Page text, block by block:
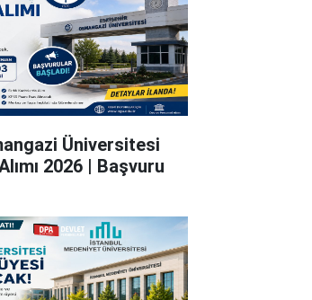
Üniversitesi
2026 | Başvuru